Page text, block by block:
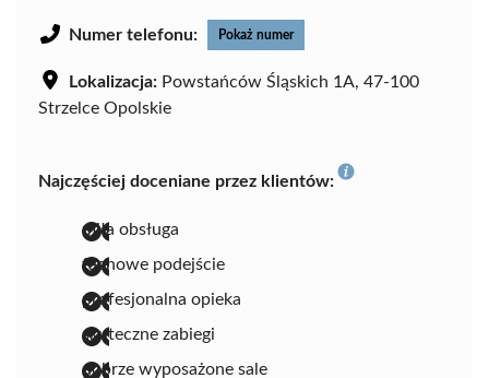
Numer telefonu: Pokaż numer
Lokalizacja: Powstańców Śląskich 1A, 47-100
Strzelce Opolskie
Najczęściej doceniane przez klientów:
miła obsługa
fachowe podejście
profesjonalna opieka
skuteczne zabiegi
dobrze wyposażone sale